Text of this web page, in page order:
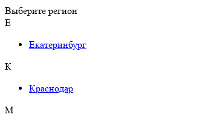
Выберите регион
Е
Екатеринбург
К
Краснодар
М